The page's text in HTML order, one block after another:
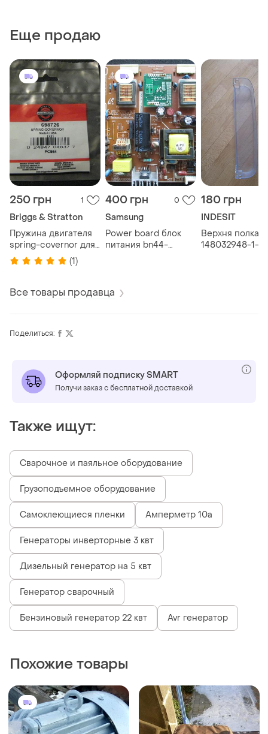
Еще продаю
250 грн 1
Briggs & Stratton
Пружина двигателя
spring-covernor для
двигателей briggs
&amp; stritton
(1)
400 грн 0
Samsung
Power board блок
питания bn44-
180 грн
INDESIT
Верхня полка
148032948-1-1
Все товары продавца
Поделиться:
Оформляй подписку SMART
Получи заказ с бесплатной доставкой
Также ищут:
Сварочное и паяльное оборудование
Грузоподъемное оборудование
Самоклеющиеся пленки Амперметр 10а
Генераторы инверторные 3 квт
Дизельный генератор на 5 квт
Генератор сварочный
Бензиновый генератор 22 квт Avr генератор
Похожие товары